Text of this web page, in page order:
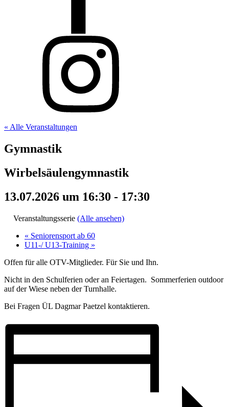
« Alle Veranstaltungen
Gymnastik
Wirbelsäulengymnastik
13.07.2026 um 16:30 - 17:30
Veranstaltungsserie (Alle ansehen)
« Seniorensport ab 60
U11-/ U13-Training »
Offen für alle OTV-Mitglieder. Für Sie und Ihn.
Nicht in den Schulferien oder an Feiertagen. Sommerferien outdoor
auf der Wiese neben der Turnhalle.
Bei Fragen ÜL Dagmar Paetzel kontaktieren.